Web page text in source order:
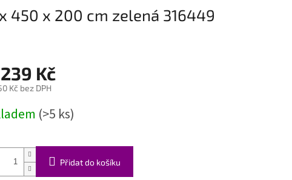
450 x 200 cm zelená 316449
Kč
Kč bez DPH
(>5 ks)
Přidat do košíku